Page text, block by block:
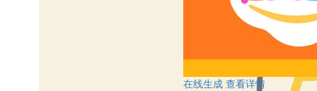
在线生成 查看详情